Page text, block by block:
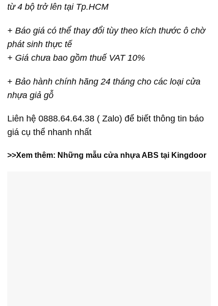
từ 4 bộ trở lên tại Tp.HCM
+ Báo giá có thể thay đổi tùy theo kích thước ô chờ
phát sinh thực tế
+ Giá chưa bao gồm thuế VAT 10%
+ Bảo hành chính hãng 24 tháng cho các loại cửa
nhựa giả gỗ
Liên hệ 0888.64.64.38 ( Zalo) để biết thông tin báo
giá cụ thể nhanh nhất
>>Xem thêm: Những mẫu cửa nhựa ABS tại Kingdoor